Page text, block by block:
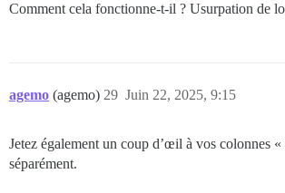
Comment cela fonctionne-t-il ? Usurpation de
agemo (agemo) Juin 22, 2025, 9:15
29
Jetez également un coup d’œil à vos colonnes «
séparément.